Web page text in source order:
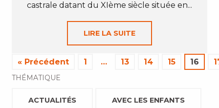
castrale datant du XIème siècle située en...
LIRE LA SUITE
« Précédent 1 … 13 14 15 16
THÉMATIQUE
ACTUALITÉS AVEC LES ENFANTS